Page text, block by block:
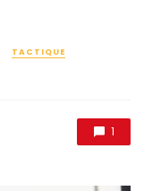
TACTIQUE
1